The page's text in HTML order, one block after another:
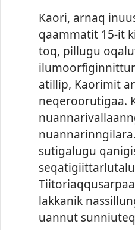
Kaori, ar­naq
qaam­matit 15-it
toq, pil­lugu
atil­lip, Kaorimit
neqeroorutigaa.
sutigalugu
lak­kanik
uan­nut